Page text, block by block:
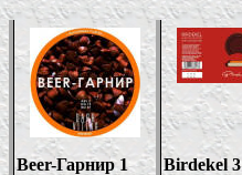
Beer-Гарнир 1 Birdekel 3